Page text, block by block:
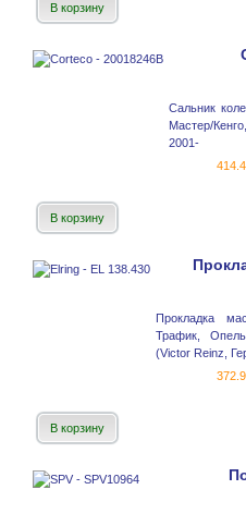
В корзину
Сальник
Мастер/
2001-
В корзину
Прокладка
Трафик,
(Victor Reinz,
В корзину